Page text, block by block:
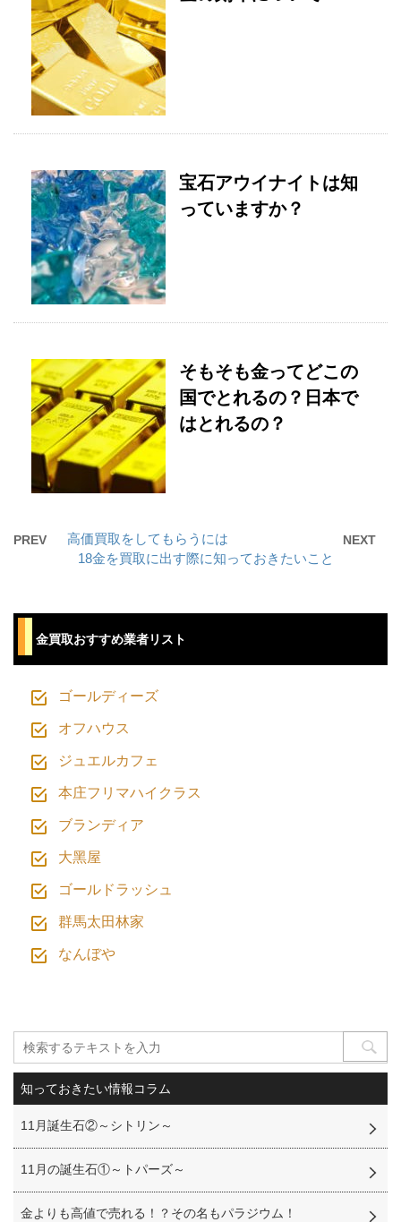
宝石アウイナイトは知
っていますか？
そもそも金ってどこの
国でとれるの？日本で
はとれるの？
PREV 高価買取をしてもらうには NEXT
18金を買取に出す際に知っておきたいこと
⾦買取おすすめ業者リスト
ゴールディーズ
オフハウス
ジュエルカフェ
本庄フリマハイクラス
ブランディア
⼤⿊屋
ゴールドラッシュ
群馬太田林家
なんぼや
知っておきたい情報コラム
11月誕生石②～シトリン～
11月の誕生石①～トパーズ～
金よりも高値で売れる！？その名もパラジウム！